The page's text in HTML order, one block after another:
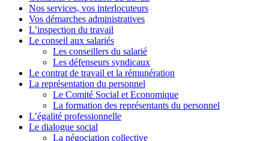
Nos services, vos interlocuteurs
Vos démarches administratives
L’inspection du travail
Le conseil aux salariés
Les conseillers du salarié
Les défenseurs syndicaux
Le contrat de travail et la rémunération
La représentation du personnel
Le Comité Social et Economique
La formation des représentants du personnel
L’égalité professionnelle
Le dialogue social
La négociation collective